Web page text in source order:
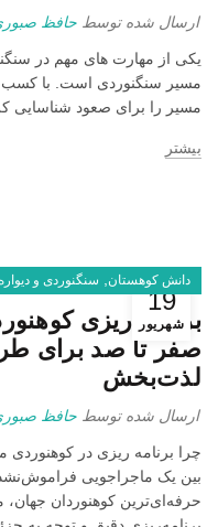
ارسال شده توسط حافظ
یکی از مهارت های مهم در
مسیر سنگنوردی است. با کسب
مسیر را برای صعود شناسایی
بیشتر
19
شهریور
دانش کوهستان سنگنوردی و
کوهنوردی با اسکی یخنوردی و درایبرنامه ریزی
صفر تا صد برای
لذت‌بخش
ارسال شده توسط حافظ
چرا برنامه ریزی در
بین یک ماجراجویی
حرفه‌ای‌ترین کوهنوردان